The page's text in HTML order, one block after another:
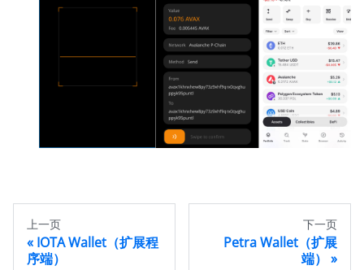
上一页
IOTA Wallet（扩展程
序端）
下一页
Petra Wallet（扩展
端）